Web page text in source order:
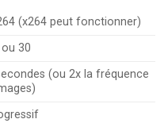
(x264 peut fonctionner)
30
(ou 2x la fréquence